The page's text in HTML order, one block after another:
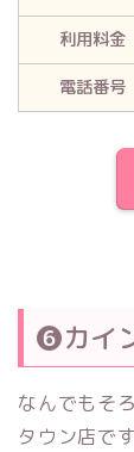
利用料金
電話番号
❻カイ
なんでもそ
タウン店です